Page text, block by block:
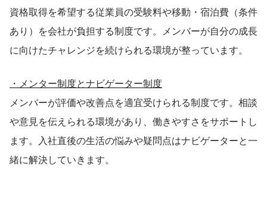
資格取得を希望する従業員の受験料や移動・宿泊費（条件
あり）を会社が負担する制度です。メンバーが自分の成長
に向けたチャレンジを続けられる環境が整っています。
・メンター制度とナビゲーター制度
メンバーが評価や改善点を適宜受けられる制度です。相談
や意見を伝えられる環境があり、働きやすさをサポートし
ます。入社直後の生活の悩みや疑問点はナビゲーターと一
緒に解決していきます。